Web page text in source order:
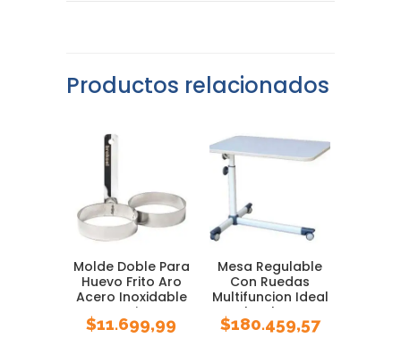
Productos relacionados
Molde Doble Para
Huevo Frito Aro
Acero Inoxidable
Cocina
$11.699,99
Mesa Regulable
Con Ruedas
Multifuncion Ideal
Notebook Comer
Soporte Practica
$180.459,57